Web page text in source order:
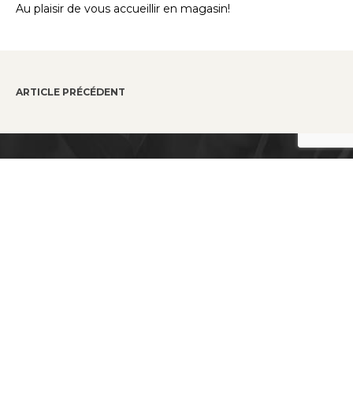
Au plaisir de vous accueillir en magasin!
ARTICLE PRÉCÉDENT